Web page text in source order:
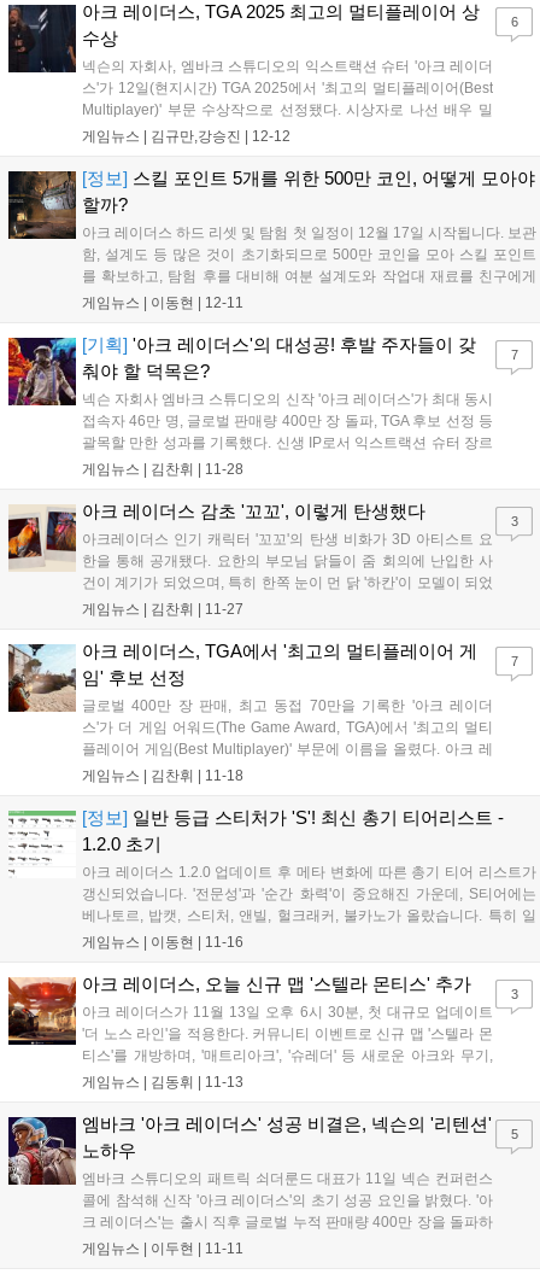
아크 레이더스, TGA 2025 최고의 멀티플레이어 상
수상
넥슨의 자회사, 엠바크 스튜디오의 익스트랙션 슈터 '아크 레이더
스'가 12일(현지시간) TGA 2025에서 '최고의 멀티플레이어(Best
Multiplayer)' 부문 수상작으로 선정됐다. 시상자로 나선 배우 밀
라 요보비치가 수상작을 발표했다. 시상식에 참석한 엠바크 스튜
고, 아크 레이더...
게임뉴스 | 김규만,강승진 12-12
6
[정보] 스킬 포인트 5개를 위한 500만 코인, 어떻게 모아야
할까?
아크 레이더스 하드 리셋 및 탐험 첫 일정이 12월 17일 시작됩니다. 보관
함, 설계도 등 많은 것이 초기화되므로 500만 코인을 모아 스킬 포인트
를 확보하고, 탐험 후를 대비해 여분 설계도와 작업대 재료를 친구에게
맡겨두세요. 코인 파밍은 PVP를 피하고 주거 지역 위주로 가볍게 진행
이 좋습니다....
게임뉴스 | 이동현 12-11
[기획] '아크 레이더스'의 대성공! 후발 주자들이 갖
춰야 할 덕목은?
넥슨 자회사 엠바크 스튜디오의 신작 '아크 레이더스'가 최대 동시
접속자 46만 명, 글로벌 판매량 400만 장 돌파, TGA 후보 선정 등
괄목할 만한 성과를 기록했다. 신생 IP로서 익스트랙션 슈터 장르
의 캐주얼화를 선도하며 업계에 큰 의의를 남겼다....
게임뉴스 | 김찬휘 11-28
7
아크 레이더스 감초 '꼬꼬', 이렇게 탄생했다
아크레이더스 인기 캐릭터 '꼬꼬'의 탄생 비화가 3D 아티스트 요
한을 통해 공개됐다. 요한의 부모님 닭들이 줌 회의에 난입한 사
건이 계기가 되었으며, 특히 한쪽 눈이 먼 닭 '하칸'이 모델이 되었
다. 처음에는 이스터에그로 고려되었으나, 로봇 고양이 대신 자원
다....
게임뉴스 | 김찬휘 11-27
3
아크 레이더스, TGA에서 '최고의 멀티플레이어 게
임' 후보 선정
글로벌 400만 장 판매, 최고 동접 70만을 기록한 '아크 레이더
스'가 더 게임 어워드(The Game Award, TGA)에서 '최고의 멀티
플레이어 게임(Best Multiplayer)' 부문에 이름을 올렸다. 아크 레
이더스는 10월 30일 출시된 익스트랙션 슈터로 아크에 의해 폐허
레이더...
게임뉴스 | 김찬휘 11-18
7
[정보] 일반 등급 스티처가 'S'! 최신 총기 티어리스트 -
1.2.0 초기
아크 레이더스 1.2.0 업데이트 후 메타 변화에 따른 총기 티어 리스트가
갱신되었습니다. '전문성'과 '순간 화력'이 중요해진 가운데, S티어에는
베나토르, 밥캣, 스티처, 앤빌, 헐크래커, 불카노가 올랐습니다. 특히 일
반 등급 스티처는 최고의 인기 총기로, 앤빌과 함께 국민 조합으로 꼽힙
니다....
게임뉴스 | 이동현 11-16
아크 레이더스, 오늘 신규 맵 '스텔라 몬티스' 추가
아크 레이더스가 11월 13일 오후 6시 30분, 첫 대규모 업데이트
'더 노스 라인'을 적용한다. 커뮤니티 이벤트로 신규 맵 '스텔라 몬
티스'를 개방하며, '매트리아크', '슈레더' 등 새로운 아크와 무기,
아이템이 추가된다. 12월 'Cold Snap' 업데이트도 예고되었다....
게임뉴스 | 김동휘 11-13
3
엠바크 '아크 레이더스' 성공 비결은, 넥슨의 '리텐션'
노하우
엠바크 스튜디오의 패트릭 쇠더룬드 대표가 11일 넥슨 컨퍼런스
콜에 참석해 신작 '아크 레이더스'의 초기 성공 요인을 밝혔다. '아
크 레이더스'는 출시 직후 글로벌 누적 판매량 400만 장을 돌파하
고, PC·콘솔 합산 동시 접속자 수 70만 명을 넘어서며 스팀 글로
게임뉴스 | 이두현 11-11
5